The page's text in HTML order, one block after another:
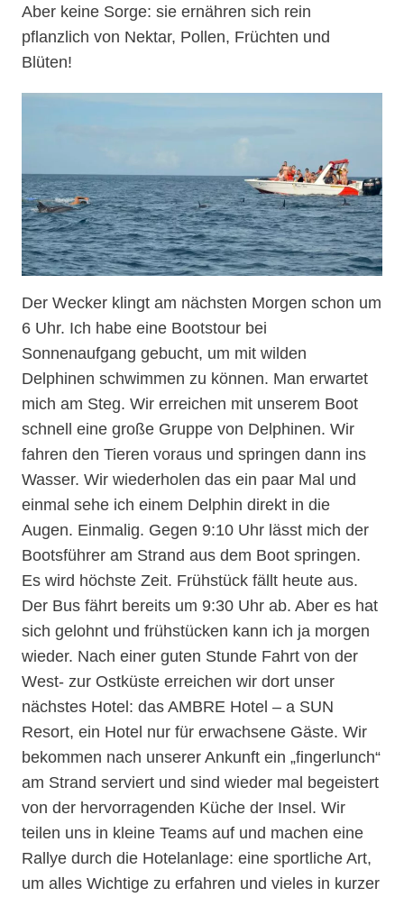
Aber keine Sorge: sie ernähren sich rein
pflanzlich von Nektar, Pollen, Früchten und
Blüten!
Der Wecker klingt am nächsten Morgen schon um
6 Uhr. Ich habe eine Bootstour bei
Sonnenaufgang gebucht, um mit wilden
Delphinen schwimmen zu können. Man erwartet
mich am Steg. Wir erreichen mit unserem Boot
schnell eine große Gruppe von Delphinen. Wir
fahren den Tieren voraus und springen dann ins
Wasser. Wir wiederholen das ein paar Mal und
einmal sehe ich einem Delphin direkt in die
Augen. Einmalig. Gegen 9:10 Uhr lässt mich der
Bootsführer am Strand aus dem Boot springen.
Es wird höchste Zeit. Frühstück fällt heute aus.
Der Bus fährt bereits um 9:30 Uhr ab. Aber es hat
sich gelohnt und frühstücken kann ich ja morgen
wieder. Nach einer guten Stunde Fahrt von der
West- zur Ostküste erreichen wir dort unser
nächstes Hotel: das AMBRE Hotel – a SUN
Resort, ein Hotel nur für erwachsene Gäste. Wir
bekommen nach unserer Ankunft ein „fingerlunch“
am Strand serviert und sind wieder mal begeistert
von der hervorragenden Küche der Insel. Wir
teilen uns in kleine Teams auf und machen eine
Rallye durch die Hotelanlage: eine sportliche Art,
um alles Wichtige zu erfahren und vieles in kurzer